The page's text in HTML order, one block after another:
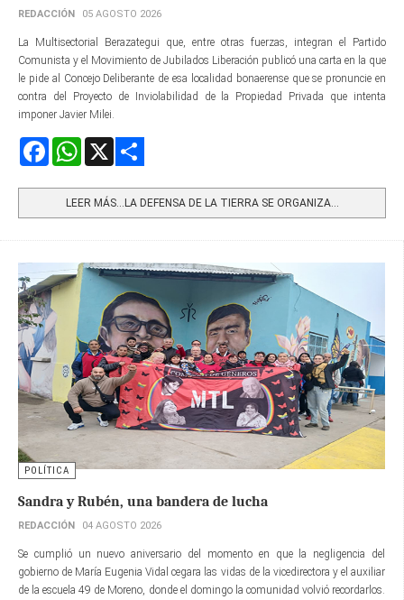
REDACCIÓN 05 AGOSTO 2026
La Multisectorial Berazategui que, entre otras fuerzas, integran el Partido
Comunista y el Movimiento de Jubilados Liberación publicó una carta en la que
le pide al Concejo Deliberante de esa localidad bonaerense que se pronuncie en
contra del Proyecto de Inviolabilidad de la Propiedad Privada que intenta
imponer Javier Milei.
FacebookWhatsApp
LEER MÁS…LA DEFENSA DE LA TIERRA SE ORGANIZA...
POLÍTICA
Sandra y Rubén, una bandera de lucha
REDACCIÓN 04 AGOSTO 2026
Se cumplió un nuevo aniversario del momento en que la negligencia del
gobierno de María Eugenia Vidal cegara las vidas de la vicedirectora y el auxiliar
de la escuela 49 de Moreno, donde el domingo la comunidad volvió recordarlos.